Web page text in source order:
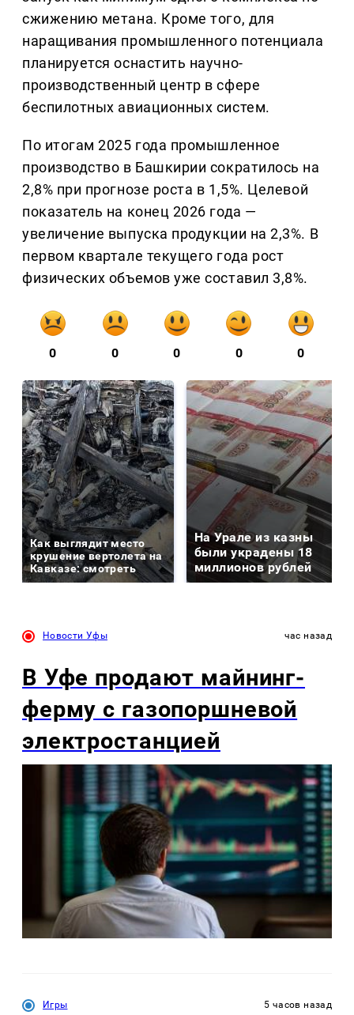
сжижению метана. Кроме того, для
наращивания промышленного потенциала
планируется оснастить научно-
производственный центр в сфере
беспилотных авиационных систем.
По итогам 2025 года промышленное
производство в Башкирии сократилось на
2,8% при прогнозе роста в 1,5%. Целевой
показатель на конец 2026 года —
увеличение выпуска продукции на 2,3%. В
первом квартале текущего года рост
физических объемов уже составил 3,8%.
0 0 0 0 0
Как выглядит место
крушение вертолета на
Кавказе: смотреть
На Урале из казны
были украдены 18
миллионов рублей
Новости Уфы час назад
В Уфе продают майнинг-
ферму с газопоршневой
электростанцией
Игры 5 часов назад